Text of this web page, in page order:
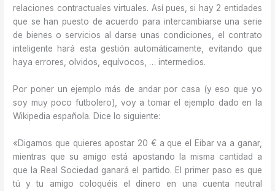
relaciones contractuales virtuales. Así pues, si hay 2 entidades
que se han puesto de acuerdo para intercambiarse una serie
de bienes o servicios al darse unas condiciones, el contrato
inteligente hará esta gestión automáticamente, evitando que
haya errores, olvidos, equívocos, … intermedios.
Por poner un ejemplo más de andar por casa (y eso que yo
soy muy poco futbolero), voy a tomar el ejemplo dado en la
Wikipedia española. Dice lo siguiente:
«Digamos que quieres apostar 20 € a que el Eibar va a ganar,
mientras que su amigo está apostando la misma cantidad a
que la Real Sociedad ganará el partido. El primer paso es que
tú y tu amigo coloquéis el dinero en una cuenta neutral